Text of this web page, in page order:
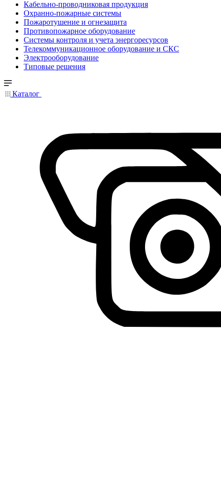
Кабельно-проводниковая продукция
Охранно-пожарные системы
Пожаротушение и огнезащита
Противопожарное оборудование
Системы контроля и учета энергоресурсов
Телекоммуникационное оборудование и СКС
Электрооборудование
Типовые решения
Каталог